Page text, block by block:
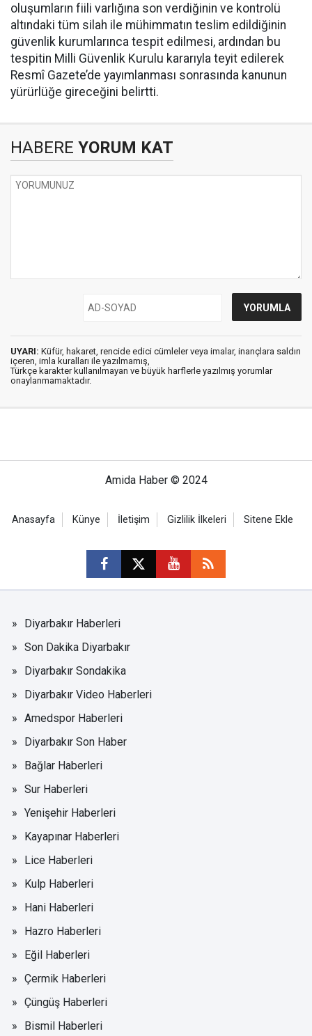
oluşumların fiili varlığına son verdiğinin ve kontrolü
altındaki tüm silah ile mühimmatın teslim edildiğinin
güvenlik kurumlarınca tespit edilmesi, ardından bu
tespitin Milli Güvenlik Kurulu kararıyla teyit edilerek
Resmî Gazete’de yayımlanması sonrasında kanunun
yürürlüğe gireceğini belirtti.
HABERE YORUM KAT
UYARI: Küfür, hakaret, rencide edici cümleler veya imalar, inançlara saldırı
içeren, imla kuralları ile yazılmamış,
Türkçe karakter kullanılmayan ve büyük harflerle yazılmış yorumlar
onaylanmamaktadır.
Amida Haber © 2024
Anasayfa Künye İletişim Gizlilik İlkeleri Sitene Ekle
Diyarbakır Haberleri
Son Dakika Diyarbakır
Diyarbakır Sondakika
Diyarbakır Video Haberleri
Amedspor Haberleri
Diyarbakır Son Haber
Bağlar Haberleri
Sur Haberleri
Yenişehir Haberleri
Kayapınar Haberleri
Lice Haberleri
Kulp Haberleri
Hani Haberleri
Hazro Haberleri
Eğil Haberleri
Çermik Haberleri
Çüngüş Haberleri
Bismil Haberleri